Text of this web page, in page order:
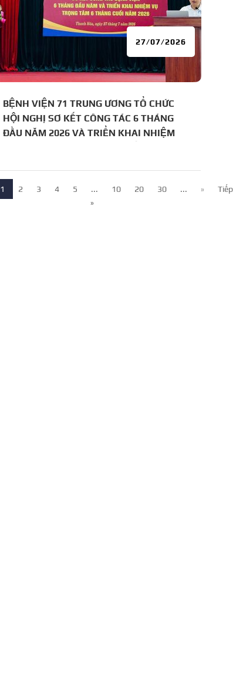
BỆNH VIỆN 71 TRUNG ƯƠNG TỔ CHỨC
HỘI NGHỊ SƠ KẾT CÔNG TÁC 6 THÁNG
ĐẦU NĂM 2026 VÀ TRIỂN KHAI NHIỆM
27/07/2026
1 2 3 4 5 ... 10 20 30 ... »
Tiếp
»